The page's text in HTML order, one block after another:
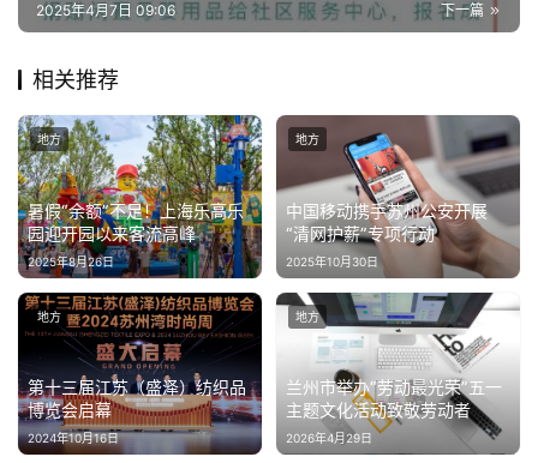
下一篇
2025年4月7日 09:06
相关推荐
暑假“余额”不足！上海乐高乐
园迎开园以来客流高峰
2025年8月26日
地方
中国移动携手苏州公安开展
“清网护薪”专项行动
2025年10月30日
地方
第十三届江苏（盛泽）纺织品
博览会启幕
2024年10月16日
地方
兰州市举办“劳动最光荣”五一
主题文化活动致敬劳动者
2026年4月29日
地方